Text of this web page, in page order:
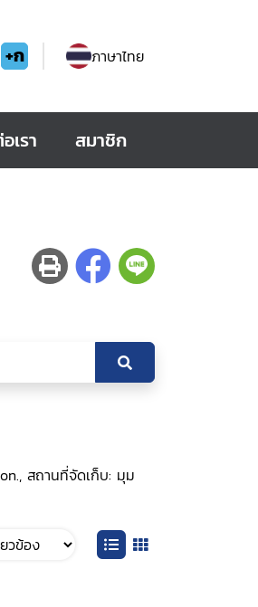
+ก ภาษาไทย
เรา สมาชิก
สถานที่จัดเก็บ: มุม